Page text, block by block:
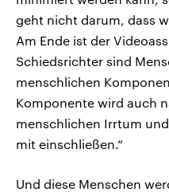
geht nicht darum, dass
Am Ende ist der
Schiedsrichter sind
menschlichen
Komponente wird auch
menschlichen Irrtum
mit einschließen.“
Und diese Menschen